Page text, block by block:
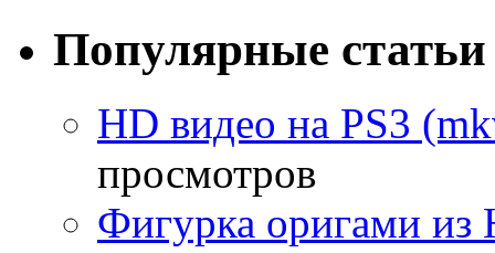
Популярные статьи
HD видео на PS3
просмотров
Фигурка оригами из